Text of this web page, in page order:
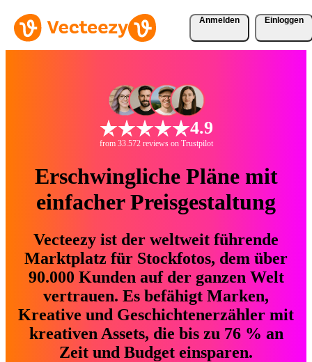
Anmelden Einloggen
4.9
from 33.572 reviews on Trustpilot
Erschwingliche Pläne mit
einfacher Preisgestaltung
Vecteezy ist der weltweit führende
Marktplatz für Stockfotos, dem über
90.000 Kunden auf der ganzen Welt
vertrauen. Es befähigt Marken,
Kreative und Geschichtenerzähler mit
kreativen Assets, die bis zu 76 % an
Zeit und Budget einsparen.